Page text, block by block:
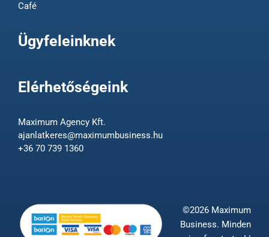
Café
Ügyfeleinknek
Elérhetőségeink
Maximum Agency Kft.
ajanlatkeres@maximumbusiness.hu
+36 70 739 1360
©2026 Maximum
Business. Minden